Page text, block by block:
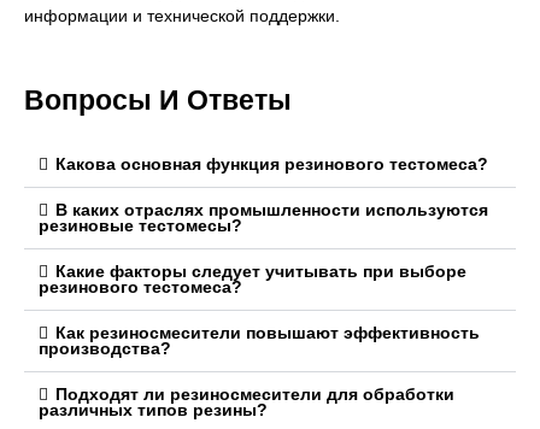
информации и технической поддержки.
Вопросы И Ответы
Какова основная функция резинового тестомеса?
В каких отраслях промышленности используются
резиновые тестомесы?
Какие факторы следует учитывать при выборе
резинового тестомеса?
Как резиносмесители повышают эффективность
производства?
Подходят ли резиносмесители для обработки
различных типов резины?